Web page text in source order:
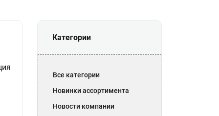
Категории
Все категории
Новинки ассортимента
Новости компании